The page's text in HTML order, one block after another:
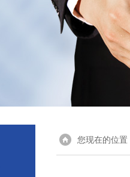
您现在的位置